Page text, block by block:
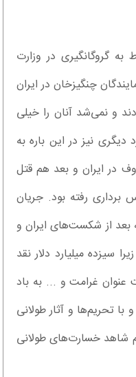
به گروگانگیری در وزارت
چنگیزخان در ایران
و نمی‌شد آنان را خیلی
دیگری نیز در این باره به
در ایران و بعد هم قتل
برداری رفته بود. جریان
بعد از شکست‌های ایران و
سیزده میلیارد دلار نقد
عنوان غرامت و ... به باد
با تحریم‌ها و آثار طولانی
شاهد خسارت‌های طولانی